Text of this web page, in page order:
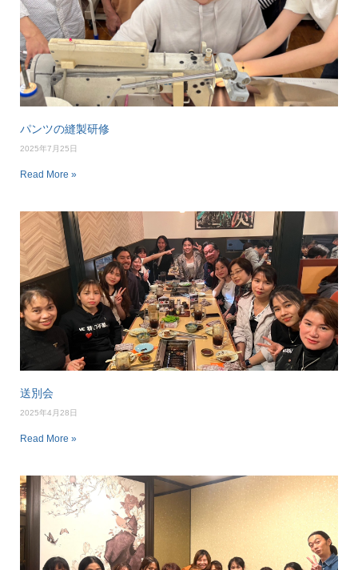
パンツの縫製研修
2025年7月25日
Read More »
送別会
2025年4月28日
Read More »